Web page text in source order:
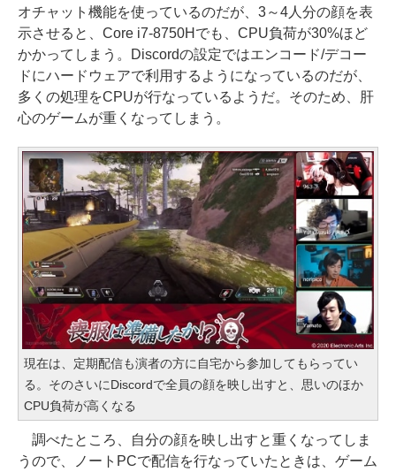
オチャット機能を使っているのだが、3～4人分の顔を表
示させると、Core i7-8750Hでも、CPU負荷が30%ほど
かかってしまう。Discordの設定ではエンコード/デコー
ドにハードウェアで利用するようになっているのだが、
多くの処理をCPUが行なっているようだ。そのため、肝
心のゲームが重くなってしまう。
現在は、定期配信も演者の方に自宅から参加してもらってい
る。そのさいにDiscordで全員の顔を映し出すと、思いのほか
CPU負荷が高くなる
調べたところ、自分の顔を映し出すと重くなってしま
うので、ノートPCで配信を行なっていたときは、ゲーム